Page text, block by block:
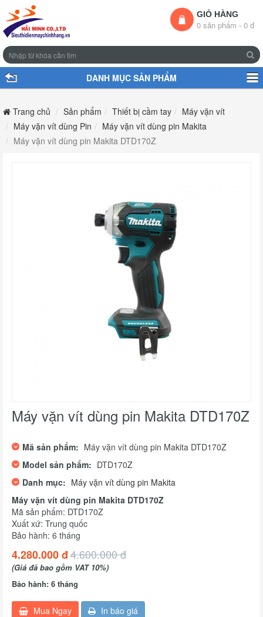
GIỎ HÀNG
0 sản phẩm - 0 đ
DANH MỤC SẢN PHẨM
Trang chủ Sản phẩm Thiết bị cầm tay
Máy vặn vít
Máy vặn vít dùng Pin
Máy vặn vít dùng pin Makita
Máy vặn vít dùng pin Makita DTD170Z
Máy vặn vít dùng pin Makita DTD170Z
Mã sản phẩm: Máy vặn vít dùng pin Makita DTD170Z
Model sản phẩm: DTD170Z
Danh mục: Máy vặn vít dùng pin Makita
Máy vặn vít dùng pin Makita DTD170Z
Mã sản phẩm: DTD170Z
Xuất xứ: Trung quốc
Bảo hành: 6 tháng
4.280.000 đ4.600.000 đ
(Giá đã bao gồm VAT 10%)
Bảo hành: 6 tháng
Mua Ngay In báo giá